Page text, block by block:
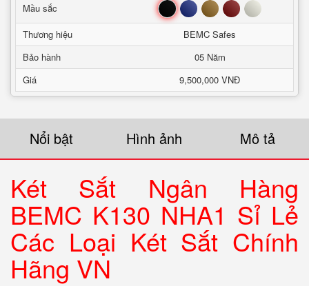
Mầu sắc
Đen Xanh Nâu Đỏ Trắng
Thương hiệu
BEMC Safes
Bảo hành
05 Năm
Giá
9,500,000 VNĐ
Nổi bật Hình ảnh Mô tả
Két Sắt Ngân Hàng
BEMC K130 NHA1 Sỉ Lẻ
Các Loại Két Sắt Chính
Hãng VN